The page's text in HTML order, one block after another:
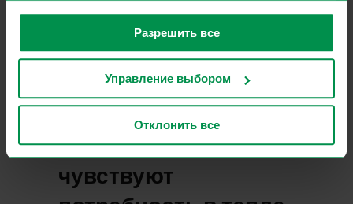
услуг, предоставляемых вам на сайте.
Для получения дополнительной информации
ознакомьтесь с нашей политикой
конфиденциальности
Разрешить все
Управление выбором
Отклонить все
Жители Скандинавии
чувствуют